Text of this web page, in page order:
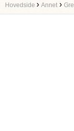
Hovedside › Annet ›